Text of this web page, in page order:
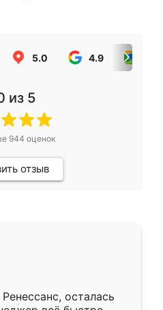
5.0 4.9
из 5
944 оценок
отзыв
осталась